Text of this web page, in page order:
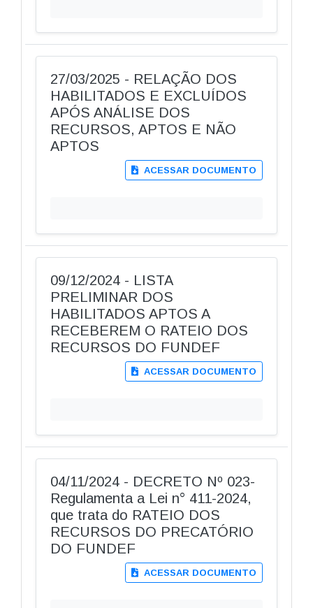
27/03/2025 - RELAÇÃO DOS
HABILITADOS E EXCLUÍDOS
APÓS ANÁLISE DOS
RECURSOS, APTOS E NÃO
APTOS
ACESSAR DOCUMENTO
09/12/2024 - LISTA
PRELIMINAR DOS
HABILITADOS APTOS A
RECEBEREM O RATEIO DOS
RECURSOS DO FUNDEF
ACESSAR DOCUMENTO
04/11/2024 - DECRETO Nº 023-
Regulamenta a Lei n° 411-2024,
que trata do RATEIO DOS
RECURSOS DO PRECATÓRIO
DO FUNDEF
ACESSAR DOCUMENTO